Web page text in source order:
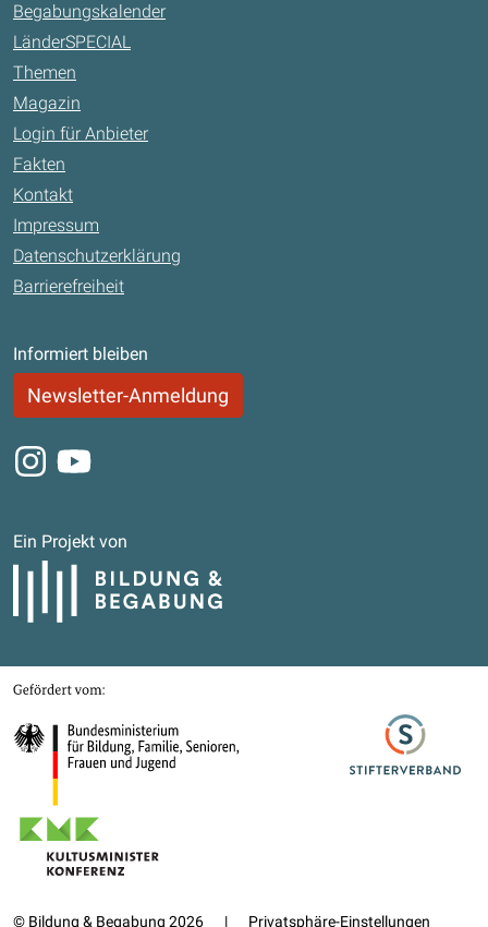
Begabungskalender
LänderSPECIAL
Themen
Magazin
Login für Anbieter
Fakten
Kontakt
Impressum
Datenschutzerklärung
Barrierefreiheit
Informiert bleiben
Newsletter-Anmeldung
Instagram
Youtube
Ein Projekt von
Bildung und Begabung
Gefördert von
Bundesministerium für Bildung, Familie, Senioren, Frauen und Jugend
Stifterverband
Kultusministerkonferenz
© Bildung & Begabung 2026 | Privatsphäre-Einstellungen